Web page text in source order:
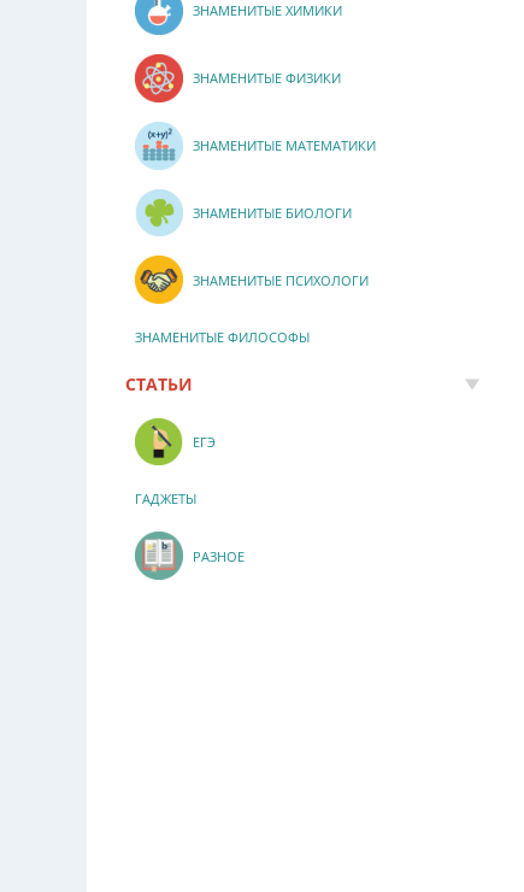
ЗНАМЕНИТЫЕ ХИМИКИ
ЗНАМЕНИТЫЕ ФИЗИКИ
ЗНАМЕНИТЫЕ МАТЕМАТИКИ
ЗНАМЕНИТЫЕ БИОЛОГИ
ЗНАМЕНИТЫЕ ПСИХОЛОГИ
ЗНАМЕНИТЫЕ ФИЛОСОФЫ
СТАТЬИ
ЕГЭ
ГАДЖЕТЫ
РАЗНОЕ